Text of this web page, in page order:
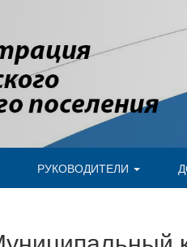
РУКОВОДИТЕЛИ